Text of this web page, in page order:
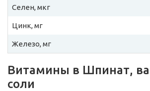
Селен, мкг
Цинк, мг
Железо, мг
Витамины в Шпинат,
соли